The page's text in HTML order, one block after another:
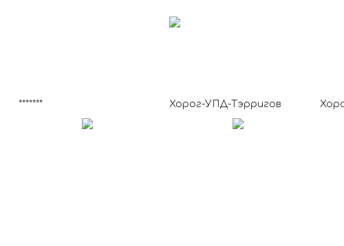
******* Хорог-УПД-Тэрригов